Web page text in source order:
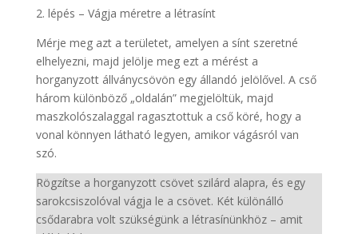
2. lépés – Vágja méretre a létrasínt
Mérje meg azt a területet, amelyen a sínt szeretné
elhelyezni, majd jelölje meg ezt a mérést a
horganyzott állványcsövön egy állandó jelölővel. A cső
három különböző „oldalán” megjelöltük, majd
maszkolószalaggal ragasztottuk a cső köré, hogy a
vonal könnyen látható legyen, amikor vágásról van
szó.
Rögzítse a horganyzott csövet szilárd alapra, és egy
sarokcsiszolóval vágja le a csövet. Két különálló
csődarabra volt szükségünk a létrasínünkhöz – amit